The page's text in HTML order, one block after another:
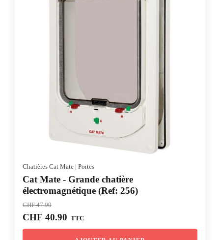
Chatières Cat Mate | Portes
Cat Mate - Grande chatière
électromagnétique (Ref: 256)
CHF47.90
Le
prix
CHF 40.90 Le
prix
TTC